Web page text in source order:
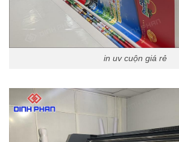
in uv cuộn giá rẻ